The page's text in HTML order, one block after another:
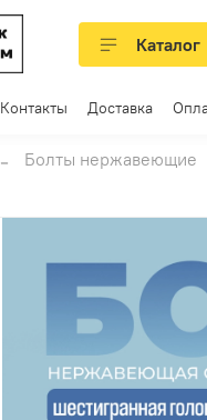
Каталог
Контакты Доставка
Болты нержавеющие